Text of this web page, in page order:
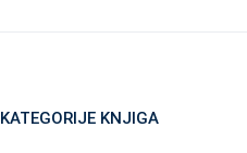
KATEGORIJE KNJIGA